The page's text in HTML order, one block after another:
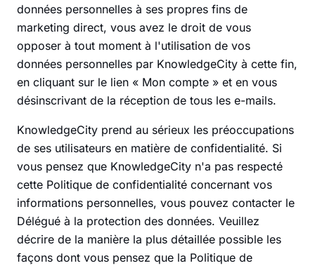
données personnelles à ses propres fins de
marketing direct, vous avez le droit de vous
opposer à tout moment à l'utilisation de vos
données personnelles par KnowledgeCity à cette fin,
en cliquant sur le lien « Mon compte » et en vous
désinscrivant de la réception de tous les e-mails.
KnowledgeCity prend au sérieux les préoccupations
de ses utilisateurs en matière de confidentialité. Si
vous pensez que KnowledgeCity n'a pas respecté
cette Politique de confidentialité concernant vos
informations personnelles, vous pouvez contacter le
Délégué à la protection des données. Veuillez
décrire de la manière la plus détaillée possible les
façons dont vous pensez que la Politique de